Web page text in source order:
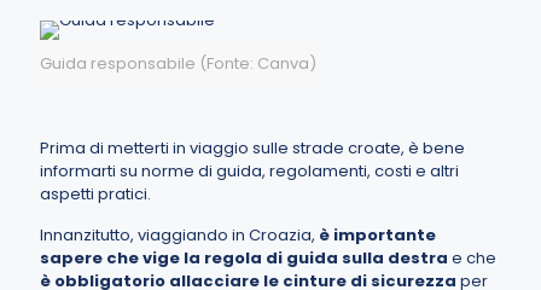
Guida responsabile (Fonte: Canva)
Prima di metterti in viaggio sulle strade croate, è bene
informarti su norme di guida, regolamenti, costi e altri
aspetti pratici.
Innanzitutto, viaggiando in Croazia, è importante
sapere che vige la regola di guida sulla destra e che
è obbligatorio allacciare le cinture di sicurezza per